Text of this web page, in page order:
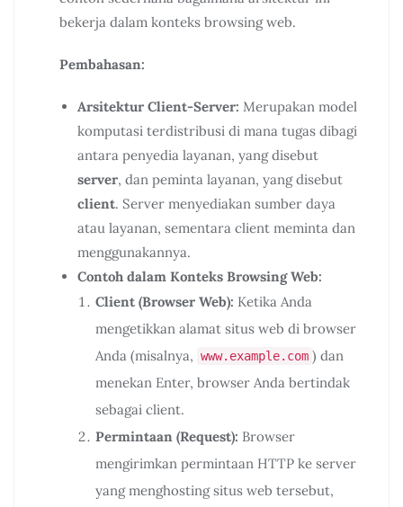
bekerja dalam konteks browsing web.
Pembahasan:
Arsitektur Client-Server: Merupakan model
komputasi terdistribusi di mana tugas dibagi
antara penyedia layanan, yang disebut
server, dan peminta layanan, yang disebut
client. Server menyediakan sumber daya
atau layanan, sementara client meminta dan
menggunakannya.
Contoh dalam Konteks Browsing Web:
Client (Browser Web): Ketika Anda
mengetikkan alamat situs web di browser
Anda (misalnya, www.example.com ) dan
menekan Enter, browser Anda bertindak
sebagai client.
Permintaan (Request): Browser
mengirimkan permintaan HTTP ke server
yang menghosting situs web tersebut,